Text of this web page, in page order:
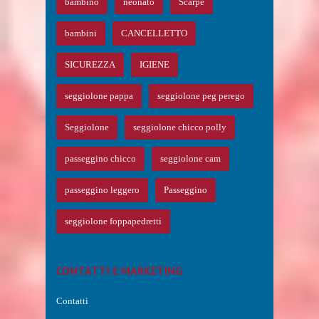
bambini CANCELLETTO
SICUREZZA IGIENE
seggiolone pappa seggiolone peg perego
Seggiolone seggiolone chicco polly
passeggino chicco seggiolone cam
passeggino leggero Passeggino
seggiolone foppapedretti
CONTATTI E MARKETING
Contatti